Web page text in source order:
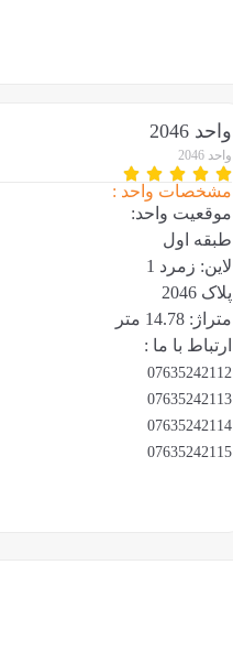
واحد 2046
واحد 2046
مشخصات واحد :
موقعیت واحد:
طبقه اول
لاین: زمرد 1
پلاک 2046
متراژ: 14.78 متر
ارتباط با ما :
07635242112
07635242113
07635242114
07635242115